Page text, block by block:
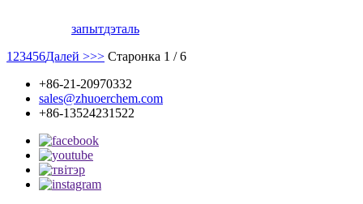
запытдэталь
1 23456Далей >>> Старонка 1 / 6
+86-21-20970332
sales@zhuoerchem.com
+86-13524231522